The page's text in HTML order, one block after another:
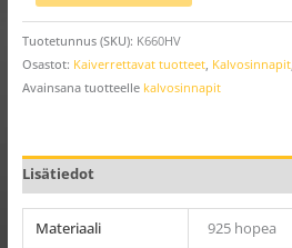
Tuotetunnus (SKU): K660HV
Osastot: Kaiverrettavat tuotteet, Kalvosinnapit,
Avainsana tuotteelle kalvosinnapit
Lisätiedot
Materiaali
925 hopea